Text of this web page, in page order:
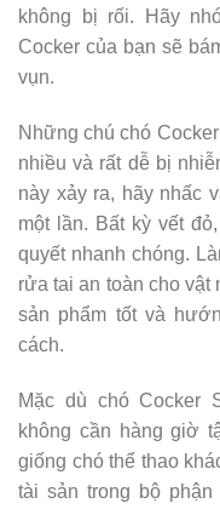
không bị rối. Hãy
Cocker của bạn sẽ
vụn.
Những chú chó
nhiều và rất dễ bị
này xảy ra, hãy nhấc
một lần. Bất kỳ vết
quyết nhanh chóng.
rửa tai an toàn cho vật
sản phẩm tốt và
cách.
Mặc dù chó Cocker
không cần hàng giờ
giống chó thể thao
tài sản trong bộ